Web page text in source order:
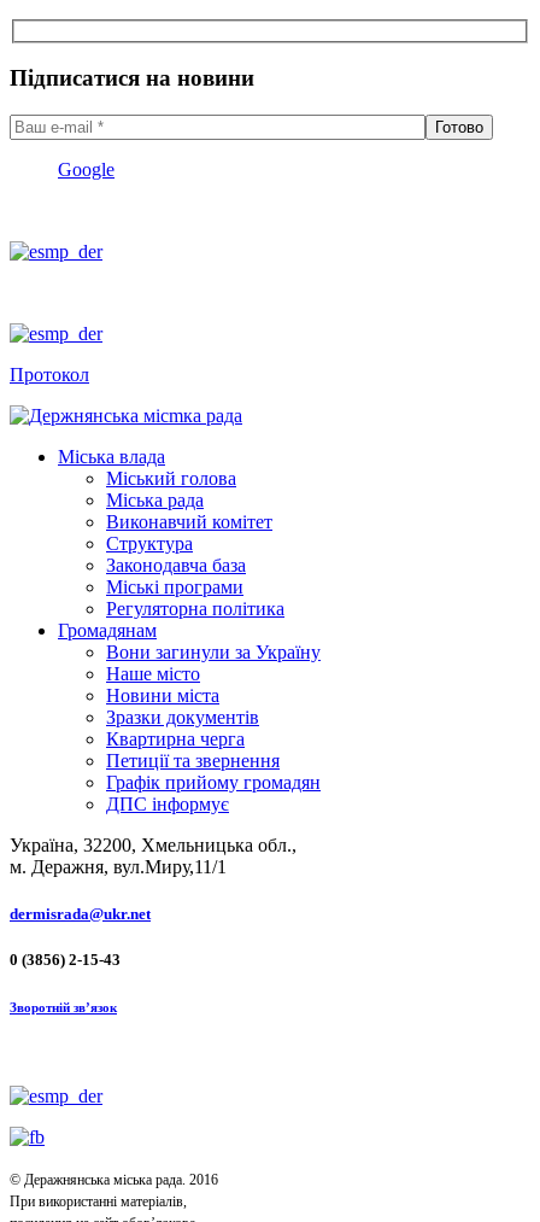
Підписатися на новини
Google
Протокол
Міська влада
Міський голова
Міська рада
Виконавчий комітет
Структура
Законодавча база
Міські програми
Регуляторна політика
Громадянам
Вони загинули за Україну
Наше місто
Новини міста
Зразки документів
Квартирна черга
Петиції та звернення
Графік прийому громадян
ДПС інформує
Україна, 32200, Хмельницька обл.,
м. Деражня, вул.Миру,11/1
dermisrada@ukr.net
0 (3856) 2-15-43
Зворотній зв’язок
© Деражнянська міська рада. 2016
При використанні матеріалів,